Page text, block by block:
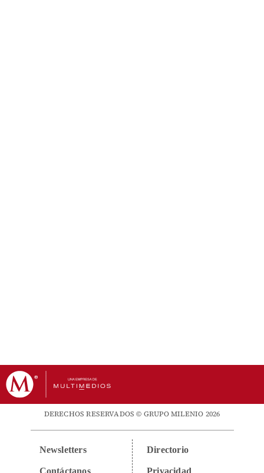
DERECHOS RESERVADOS © GRUPO MILENIO 2026
Newsletters
Contáctanos
Directorio
Privacidad